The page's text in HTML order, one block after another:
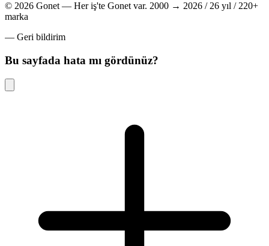
© 2026 Gonet — Her iş'te Gonet var. 2000 → 2026 / 26 yıl / 220+
marka
— Geri bildirim
Bu sayfada hata mı gördünüz?